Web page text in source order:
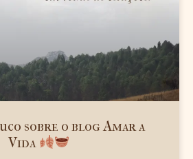
sobre o blog Amar a
Vida